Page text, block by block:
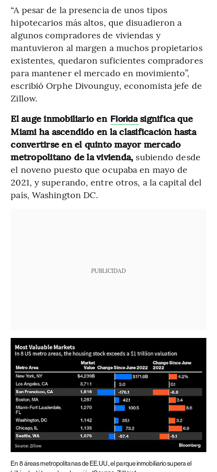
“A pesar de la presencia de unos tipos
hipotecarios más altos, que disuadieron a
algunos compradores de viviendas y
mantuvieron al margen a muchos propietarios
existentes, quedaron suficientes compradores
para mantener el mercado en movimiento”,
escribió Orphe Divounguy, economista jefe de
Zillow.
El auge inmobiliario en Florida significa que
Miami ha ascendido en la clasificación hasta
convertirse en el quinto mayor mercado
metropolitano de la vivienda, subiendo desde
el noveno puesto que ocupaba en mayo de
2021, y superando, entre otros, a la capital del
país, Washington DC.
PUBLICIDAD
En 8 áreas metropolitanas de EE.UU., el parque inmobiliario supera el